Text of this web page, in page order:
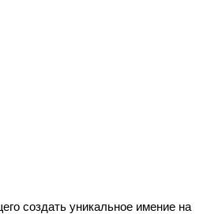
создать уникальное имение на